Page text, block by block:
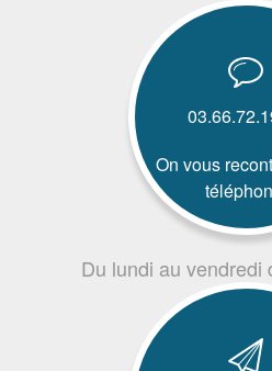
On vous
Du lundi au vendredi